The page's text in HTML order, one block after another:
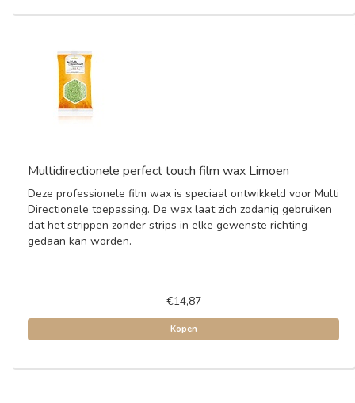
Multidirectionele perfect touch film wax Limoen
Deze professionele film wax is speciaal ontwikkeld voor Multi
Directionele toepassing. De wax laat zich zodanig gebruiken
dat het strippen zonder strips in elke gewenste richting
gedaan kan worden.
€14,87
Kopen